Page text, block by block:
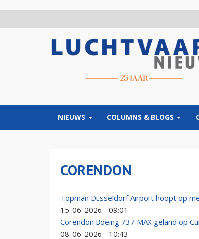
NIEUWS COLUMNS & BLOGS
CORENDON
Topman Düsseldorf Airport hoopt op
15-06-2026 - 09:01
Corendon Boeing 737 MAX geland op
08-06-2026 - 10:43